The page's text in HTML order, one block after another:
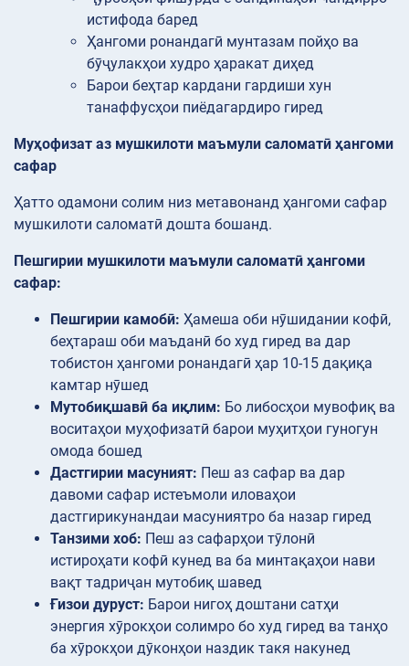
истифода баред
Ҳангоми ронандагӣ мунтазам пойҳо ва
бӯҷулакҳои худро ҳаракат диҳед
Барои беҳтар кардани гардиши хун
танаффусҳои пиёдагардиро гиред
Муҳофизат аз мушкилоти маъмули саломатӣ ҳангоми
сафар
Ҳатто одамони солим низ метавонанд ҳангоми сафар
мушкилоти саломатӣ дошта бошанд.
Пешгирии мушкилоти маъмули саломатӣ ҳангоми
сафар:
Пешгирии камобӣ: Ҳамеша оби нӯшидании кофӣ,
беҳтараш оби маъданӣ бо худ гиред ва дар
тобистон ҳангоми ронандагӣ ҳар 10-15 дақиқа
камтар нӯшед
Мутобиқшавӣ ба иқлим: Бо либосҳои мувофиқ ва
воситаҳои муҳофизатӣ барои муҳитҳои гуногун
омода бошед
Дастгирии масуният: Пеш аз сафар ва дар
давоми сафар истеъмоли иловаҳои
дастгирикунандаи масуниятро ба назар гиред
Танзими хоб: Пеш аз сафарҳои тӯлонӣ
истироҳати кофӣ кунед ва ба минтақаҳои нави
вақт тадриҷан мутобиқ шавед
Ғизои дуруст: Барои нигоҳ доштани сатҳи
энергия хӯрокҳои солимро бо худ гиред ва танҳо
ба хӯрокҳои дӯконҳои наздик такя накунед